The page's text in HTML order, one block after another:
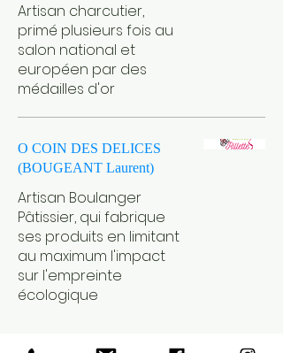
Artisan charcutier,
primé plusieurs fois au
salon national et
européen par des
médailles d'or
O COIN DES DELICES
(BOUGEANT Laurent)
Artisan Boulanger
Pâtissier, qui fabrique
ses produits en limitant
au maximum l'impact
sur l'empreinte
écologique